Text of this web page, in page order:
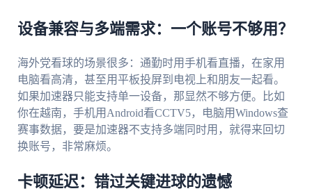
设备兼容与多端需求：一个账号不够用？
海外党看球的场景很多：通勤时用手机看直播，在家用
电脑看高清，甚至用平板投屏到电视上和朋友一起看。
如果加速器只能支持单一设备，那显然不够方便。比如
你在越南，手机用Android看CCTV5，电脑用Windows查
赛事数据，要是加速器不支持多端同时用，就得来回切
换账号，非常麻烦。
卡顿延迟：错过关键进球的遗憾